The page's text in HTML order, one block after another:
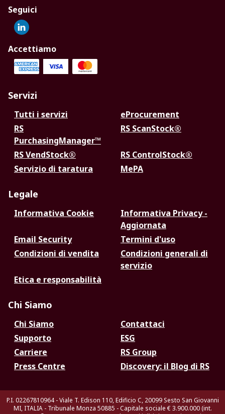
Seguici
Accettiamo
Servizi
Tutti i servizi
eProcurement
RS
PurchasingManager™
RS ScanStock®
RS VendStock®
RS ControlStock®
Servizio di taratura
MePA
Legale
Informativa Cookie
Informativa Privacy -
Aggiornata
Email Security
Termini d'uso
Condizioni di vendita
Condizioni generali di
servizio
Etica e responsabilità
Chi Siamo
Chi Siamo
Contattaci
Supporto
ESG
Carriere
RS Group
Press Centre
Discovery: il Blog di RS
P.I. 02267810964 - Viale T. Edison 110, Edificio C, 20099 Sesto San Giovanni
MI, ITALIA - Tribunale Monza 50885 - Capitale sociale € 3.900.000 (int.